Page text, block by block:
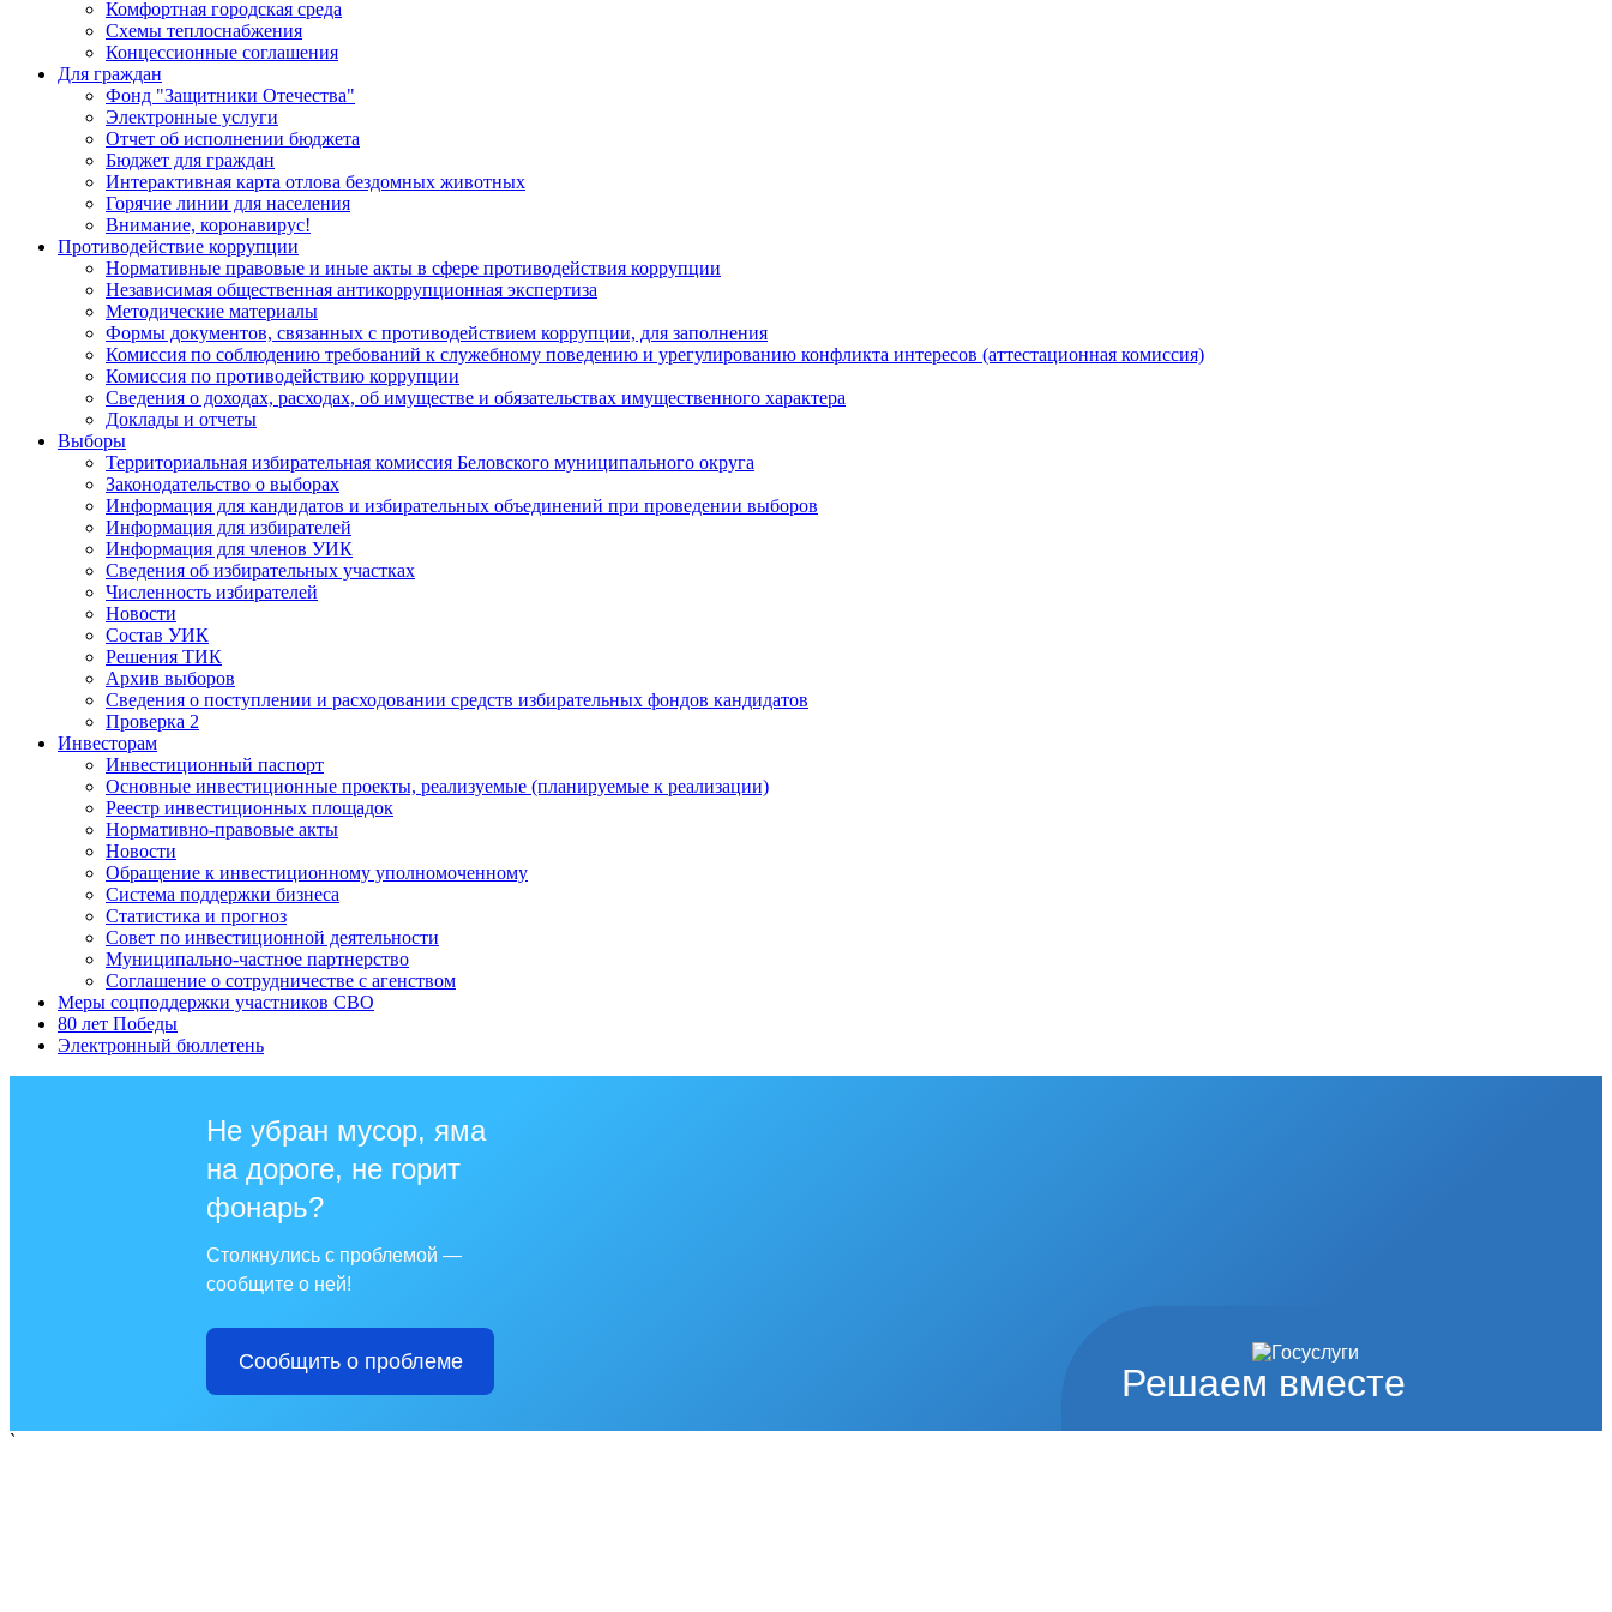
Комфортная городская среда
Схемы теплоснабжения
Концессионные соглашения
Для граждан
Фонд "Защитники Отечества"
Электронные услуги
Отчет об исполнении бюджета
Бюджет для граждан
Интерактивная карта отлова бездомных животных
Горячие линии для населения
Внимание, коронавирус!
Противодействие коррупции
Нормативные правовые и иные акты в сфере противодействия коррупции
Независимая общественная антикоррупционная экспертиза
Методические материалы
Формы документов, связанных с противодействием коррупции, для заполнения
Комиссия по соблюдению требований к служебному поведению и урегулированию конфликта интересов (аттестационная комиссия)
Комиссия по противодействию коррупции
Сведения о доходах, расходах, об имуществе и обязательствах имущественного характера
Доклады и отчеты
Выборы
Территориальная избирательная комиссия Беловского муниципального округа
Законодательство о выборах
Информация для кандидатов и избирательных объединений при проведении выборов
Информация для избирателей
Информация для членов УИК
Сведения об избирательных участках
Численность избирателей
Новости
Состав УИК
Решения ТИК
Архив выборов
Сведения о поступлении и расходовании средств избирательных фондов кандидатов
Проверка 2
Инвесторам
Инвестиционный паспорт
Основные инвестиционные проекты, реализуемые (планируемые к реализации)
Реестр инвестиционных площадок
Нормативно-правовые акты
Новости
Обращение к инвестиционному уполномоченному
Система поддержки бизнеса
Статистика и прогноз
Совет по инвестиционной деятельности
Муниципально-частное партнерство
Соглашение о сотрудничестве с агенством
Меры соцподдержки участников СВО
80 лет Победы
Электронный бюллетень
Решаем вместе
Не убран мусор, яма
на дороге, не горит
фонарь?
Столкнулись с проблемой —
сообщите о ней!
Сообщить о проблеме
`